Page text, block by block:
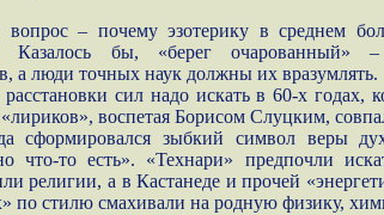
– почему эзотерику в среднем
Казалось бы, «берег очарованный»
а люди точных наук должны их вразумлять.
сил надо искать в 60-х годах,
воспетая Борисом Слуцким,
сформировался зыбкий символ веры
что-то есть». «Технари» предпочли
религии, а в Кастанеде и прочей
по стилю смахивали на родную физику,